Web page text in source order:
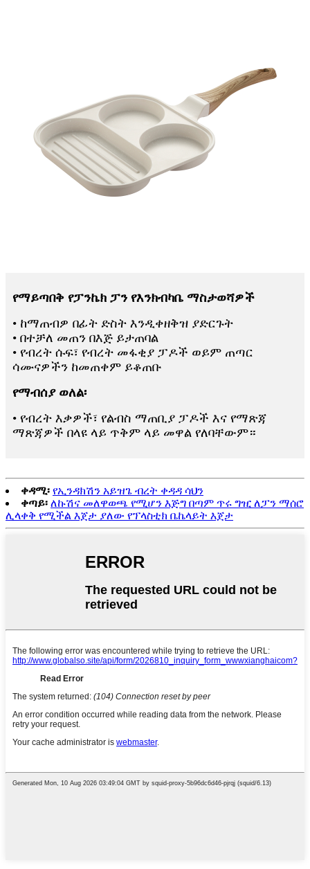
የማይጣበቅ የፓንኬክ ፓን የእንክብካቤ ማስታወሻዎች
• ከማጠብዎ በፊት ድስት እንዲቀዘቅዝ ያድርጉት
• በተቻለ መጠን በእጅ ይታጠባል
• የብረት ሱፍ፣ የብረት መፋቂያ ፓዶች ወይም ጠጣር
ሳሙናዎችን ከመጠቀም ይቆጠቡ
የማብሰያ ወለል፡
• የብረት እቃዎች፣ የልብስ ማጠቢያ ፓዶች እና የማጽጃ
ማጽጃዎች በላዩ ላይ ጥቅም ላይ መዋል የለባቸውም።
ቀዳሚ፡ የኢንዳክሽን አይዝጌ ብረት ቀዳዳ ሳህን
ቀጣይ፡ ለኩሽና መለዋወጫ የሚሆን እጅግ በጣም ጥሩ ግዢ ለፓን ማሰሮ
ሊላቀቅ የሚችል እጀታ ያለው የፕላስቲክ ቤኬላይት እጀታ